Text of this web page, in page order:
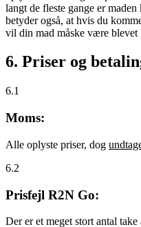
langt de fleste gange er
betyder også, at hvis du
vil din mad måske være blevet
6. Priser og
6.1
Moms:
Alle oplyste priser, dog
6.2
Prisfejl R2N Go:
Der er et meget stort antal